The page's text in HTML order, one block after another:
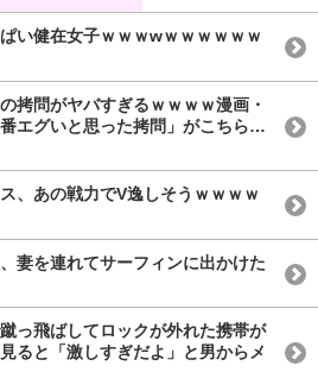
い健在女子ｗｗｗwｗｗｗｗｗｗ
拷問がヤバすぎるｗｗｗｗ漫画・
エグいと思った拷問」がこちら…
、あの戦力でV逸しそうｗｗｗｗ
妻を連れてサーフィンに出かけた
っ飛ばしてロックが外れた携帯が
ると「激しすぎだよ」と男からメ